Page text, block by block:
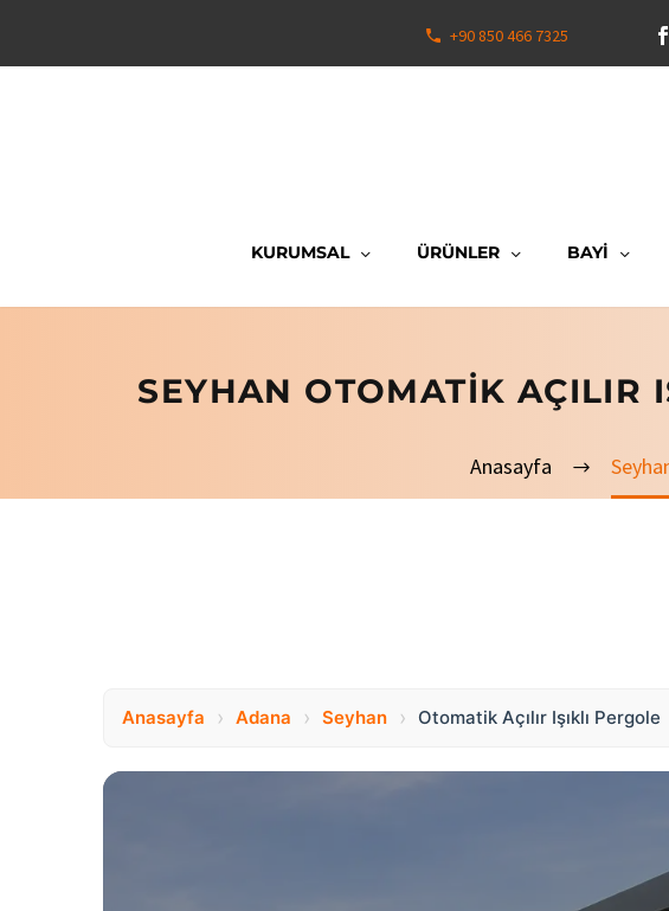
+90 850 466 7325
KURUMSAL ÜRÜNLER BAYİ
SEYHAN OTOMATIK AÇILIR
Anasayfa
Anasayfa › Adana › Seyhan › Otomatik Açılır Işıklı Pergole